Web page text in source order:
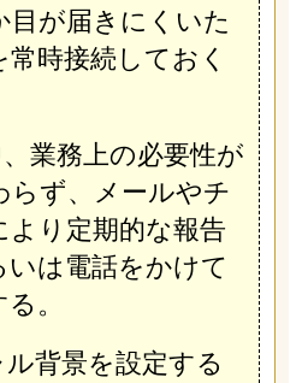
が届きにくいた
時接続しておく
業務上の必要性が
らず、メールやチ
より定期的な報告
は電話をかけて
。
背景を設定する